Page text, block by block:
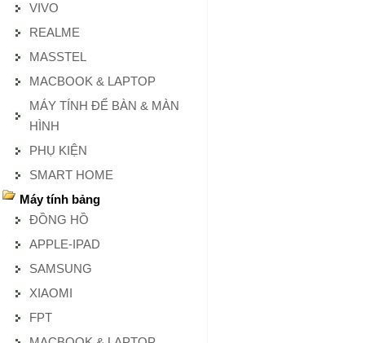
VIVO
REALME
MASSTEL
MACBOOK & LAPTOP
MÁY TÍNH ĐỂ BÀN & MÀN
HÌNH
PHỤ KIỆN
SMART HOME
Máy tính bảng
ĐỒNG HỒ
APPLE-IPAD
SAMSUNG
XIAOMI
FPT